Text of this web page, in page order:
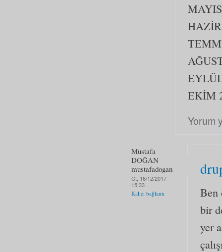
EKİM
Yorum
Mustafa
DOĞAN
mustafadogan
Ct, 16/12/2017 -
15:33
Kalıcı bağlantı
Ben
bir
yer